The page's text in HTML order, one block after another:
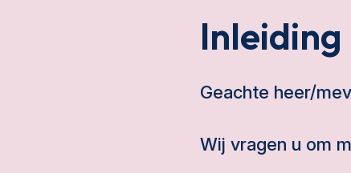
Inleiding
Geachte heer/
Wij vragen u om